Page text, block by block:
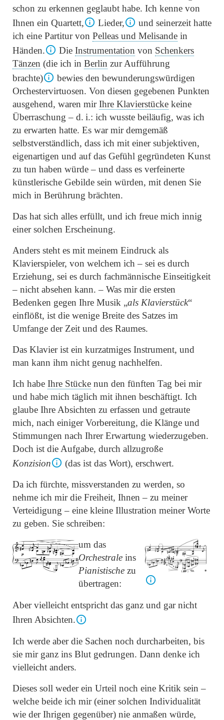
schon zu erkennen geglaubt habe. Ich kenne von
Ihnen ein Quartett,
Lieder,
und seinerzeit hatte
ich eine Partitur von Pelleas und Melisande in
Händen.
Die Instrumentation von Schenkers
Tänzen (die ich in Berlin zur Aufführung
brachte)
bewies den bewunderungswürdigen
Orchestervirtuosen. Von diesen gegebenen Punkten
ausgehend, waren mirIhre Klavierstücke keine
Überraschung – d. i.: ich wusste beiläufig, was ich
zu erwarten hatte. Es war mir demgemäß
selbstverständlich, dass ich mit einer subjektiven,
eigenartigen und auf das Gefühl gegründeten Kunst
zu tun haben würde – und dass es verfeinerte
künstlerische Gebilde sein würden, mit denen Sie
mich in Berührung brächten.
Das hat sich alles erfüllt, und ich freue mich innig
einer solchen Erscheinung.
Anders steht es mit meinem Eindruck als
Klavierspieler, von welchem ich – sei es durch
Erziehung, sei es durch fachmännische Einseitigkeit
– nicht absehen kann. – Was mir die ersten
Bedenken gegen Ihre Musik „als Klavierstück“
einflößt, ist die wenige Breite des Satzes im
Umfange der Zeit und des Raumes.
Das Klavier ist ein kurzatmiges Instrument, und
man kann ihm nicht genug nachhelfen.
Ich habe Ihre Stücke nun den fünften Tag bei mir
und habe mich täglich mit ihnen beschäftigt. Ich
glaube Ihre Absichten zu erfassen und getraute
mich, nach einiger Vorbereitung, die Klänge und
Stimmungen nach Ihrer Erwartung wiederzugeben.
Doch ist die Aufgabe, durch allzugroße
Konzision
(das ist das Wort), erschwert.
Da ich fürchte, missverstanden zu werden, so
nehme ich mir die Freiheit, Ihnen – zu meiner
Verteidigung – eine kleine Illustration meiner Worte
zu geben. Sie schreiben:
um das
Orchestrale ins
Pianistische zu
übertragen:
Aber vielleicht entspricht das ganz und gar nicht
Ihren Absichten.
Ich werde aber die Sachen noch durcharbeiten, bis
sie mir ganz ins Blut gedrungen. Dann denke ich
vielleicht anders.
Dieses soll weder ein Urteil noch eine Kritik sein –
welche beide ich mir (einer solchen Individualität
wie der Ihrigen gegenüber) nie anmaßen würde,